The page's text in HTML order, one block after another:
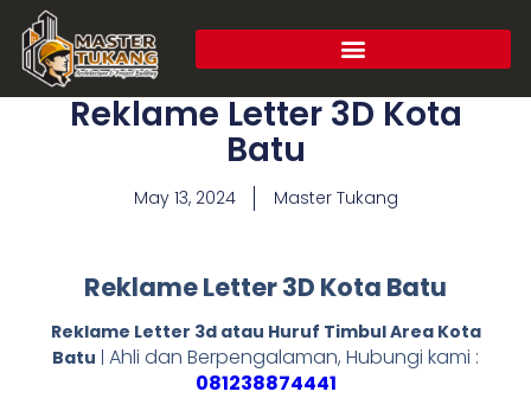
Reklame Letter 3D Kota
Batu
May 13, 2024 Master Tukang
Reklame Letter 3D Kota Batu
Reklame Letter 3d atau Huruf Timbul Area Kota
Batu | Ahli dan Berpengalaman, Hubungi kami :
081238874441